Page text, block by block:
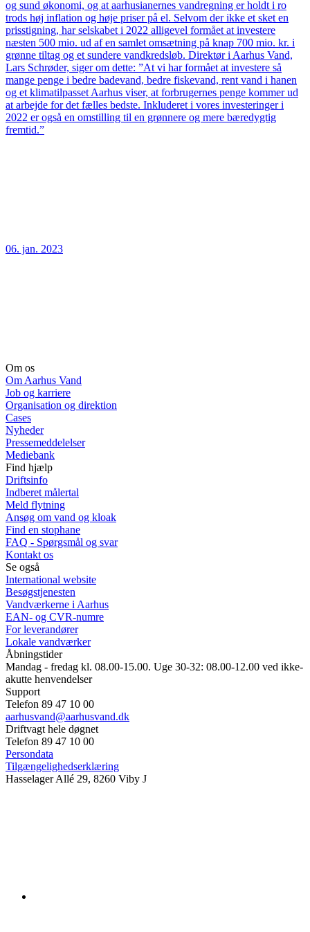
og sund økonomi, og at aarhusianernes vandregning er holdt i ro
trods høj inflation og høje priser på el. Selvom der ikke et sket en
prisstigning, har selskabet i 2022 alligevel formået at investere
næsten 500 mio. ud af en samlet omsætning på knap 700 mio. kr. i
grønne tiltag og et sundere vandkredsløb. Direktør i Aarhus Vand,
Lars Schrøder, siger om dette: ”At vi har formået at investere så
mange penge i bedre badevand, bedre fiskevand, rent vand i hanen
og et klimatilpasset Aarhus viser, at forbrugernes penge kommer ud
at arbejde for det fælles bedste. Inkluderet i vores investeringer i
2022 er også en omstilling til en grønnere og mere bæredygtig
fremtid.”
06. jan. 2023
Om os
Om Aarhus Vand
Job og karriere
Organisation og direktion
Cases
Nyheder
Pressemeddelelser
Mediebank
Find hjælp
Driftsinfo
Indberet målertal
Meld flytning
Ansøg om vand og kloak
Find en stophane
FAQ - Spørgsmål og svar
Kontakt os
Se også
International website
Besøgstjenesten
Vandværkerne i Aarhus
EAN- og CVR-numre
For leverandører
Lokale vandværker
Åbningstider
Mandag - fredag kl. 08.00-15.00. Uge 30-32: 08.00-12.00 ved ikke-
akutte henvendelser
Support
Telefon 89 47 10 00
aarhusvand@aarhusvand.dk
Driftvagt hele døgnet
Telefon 89 47 10 00
Persondata
Tilgængelighedserklæring
Hasselager Allé 29, 8260 Viby J